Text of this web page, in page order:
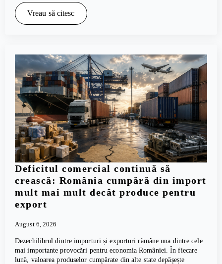
Vreau să citesc
Deficitul comercial continuă să
crească: România cumpără din import
mult mai mult decât produce pentru
export
August 6, 2026
Dezechilibrul dintre importuri și exporturi rămâne una dintre cele
mai importante provocări pentru economia României. În fiecare
lună, valoarea produselor cumpărate din alte state depășește